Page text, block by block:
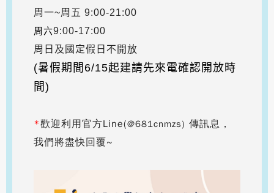
周一~周五 9:00-21:00
周六9:00-17:00
周日及國定假日不開放
(暑假期間6/15起建請先來電確認開放時
間)
*歡迎利用官方Line(@681cnmzs) 傳訊息，
我們將盡快回覆~